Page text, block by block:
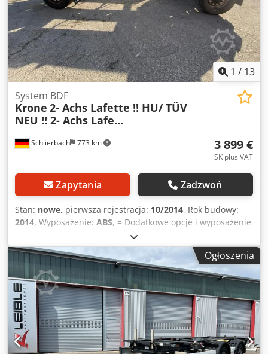
1 / 13
Schlierbach 773 km
System BDF
Krone 2- Achs Lafette !! HU/ TÜV
NEU !! 2- Achs Lafe...
3 899 €
SK plus VAT
Zapytania Zadzwoń
Stan: nowe, pierwsza rejestracja: 10/2014, Rok budowy:
2014, Wyposażenie: ABS, = Dodatkowe opcje i wyposażenie
= - Elektroniczny układ hamulcowy (EBS) = Uwagi =
Standardowa podwoziówka Krone • Hamulce tarczowe •
ABS • Zawieszenie pneumatyczne • 2 osie SAF na
zawieszeniu pneumatycznym • System podnoszenia /
opuszczania • Rozmiar opon: 385/65 R22,5 felgi stalowe •
Stan opon: średni: ~ 6,5 mm - niemiecka podwoziówka!
Dcedpfewmpbkex Adwsk - 1. właściciel! - Badanie
techniczne / przegląd: nowe! Zastrzegamy możliwość
pomyłek i wcześniejszej sprzedaży! = Dalsze informacje =
Uszkodzenia: brak
Ogłoszenia